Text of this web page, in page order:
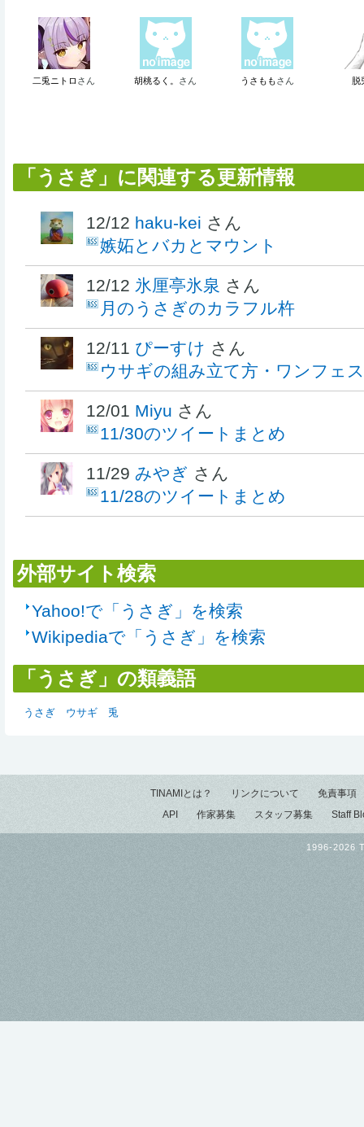
二兎ニトロ さん 胡桃るく。 さん うさももさん 脱
「うさぎ」に関連する更新情報
12/12 haku-kei さん
嫉妬とバカとマウント
12/12 氷厘亭氷泉 さん
月のうさぎのカラフル杵
12/11 ぴーすけ さん
ウサギの組み立て方・ワンフェ
12/01 Miyu さん
11/30のツイートまとめ
11/29 みやぎ さん
11/28のツイートまとめ
外部サイト検索
Yahoo!で「うさぎ」を検索
Wikipediaで「うさぎ」を検索
「うさぎ」の類義語
うさぎ ウサギ 兎
TINAMIとは？ リンクについて
免責事項
API
作家募集 スタッフ募集 Staff
1996-2026